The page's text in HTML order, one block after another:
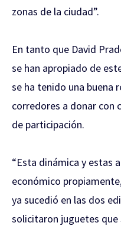
zonas de la ciudad”.
En tanto que David
se han apropiado de
se ha tenido una buena
corredores a donar con
de participación.
“Esta dinámica y estas
económico
ya sucedió en las dos
solicitaron juguetes que